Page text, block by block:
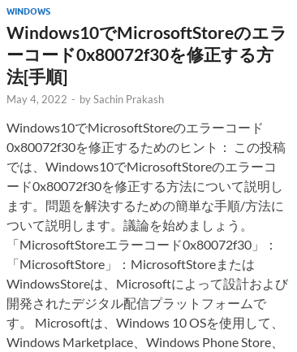
WINDOWS
Windows10でMicrosoftStoreのエラ
ーコード0x80072f30を修正する方
法[手順]
May 4, 2022 - bySachin Prakash
Windows10でMicrosoftStoreのエラーコード
0x80072f30を修正するためのヒント： この投稿
では、Windows10でMicrosoftStoreのエラーコ
ード0x80072f30を修正する方法について説明し
ます。問題を解決するための簡単な手順/方法に
ついて説明します。議論を始めましょう。
「MicrosoftStoreエラーコード0x80072f30」：
「MicrosoftStore」：MicrosoftStoreまたは
WindowsStoreは、Microsoftによって設計および
開発されたデジタル配信プラットフォームで
す。 Microsoftは、Windows 10 OSを使用して、
Windows Marketplace、Windows Phone Store、
Techs＆Gizmosは、このフォームで提供された情
報を使用して、連絡を取り、更新とマーケティング
を提供します。